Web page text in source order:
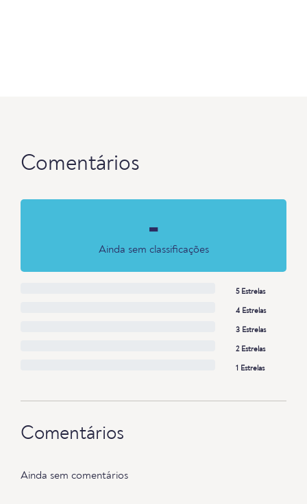
Comentários
-
Ainda sem classificações
5 Estrelas
4 Estrelas
3 Estrelas
2 Estrelas
1 Estrelas
Comentários
Ainda sem comentários